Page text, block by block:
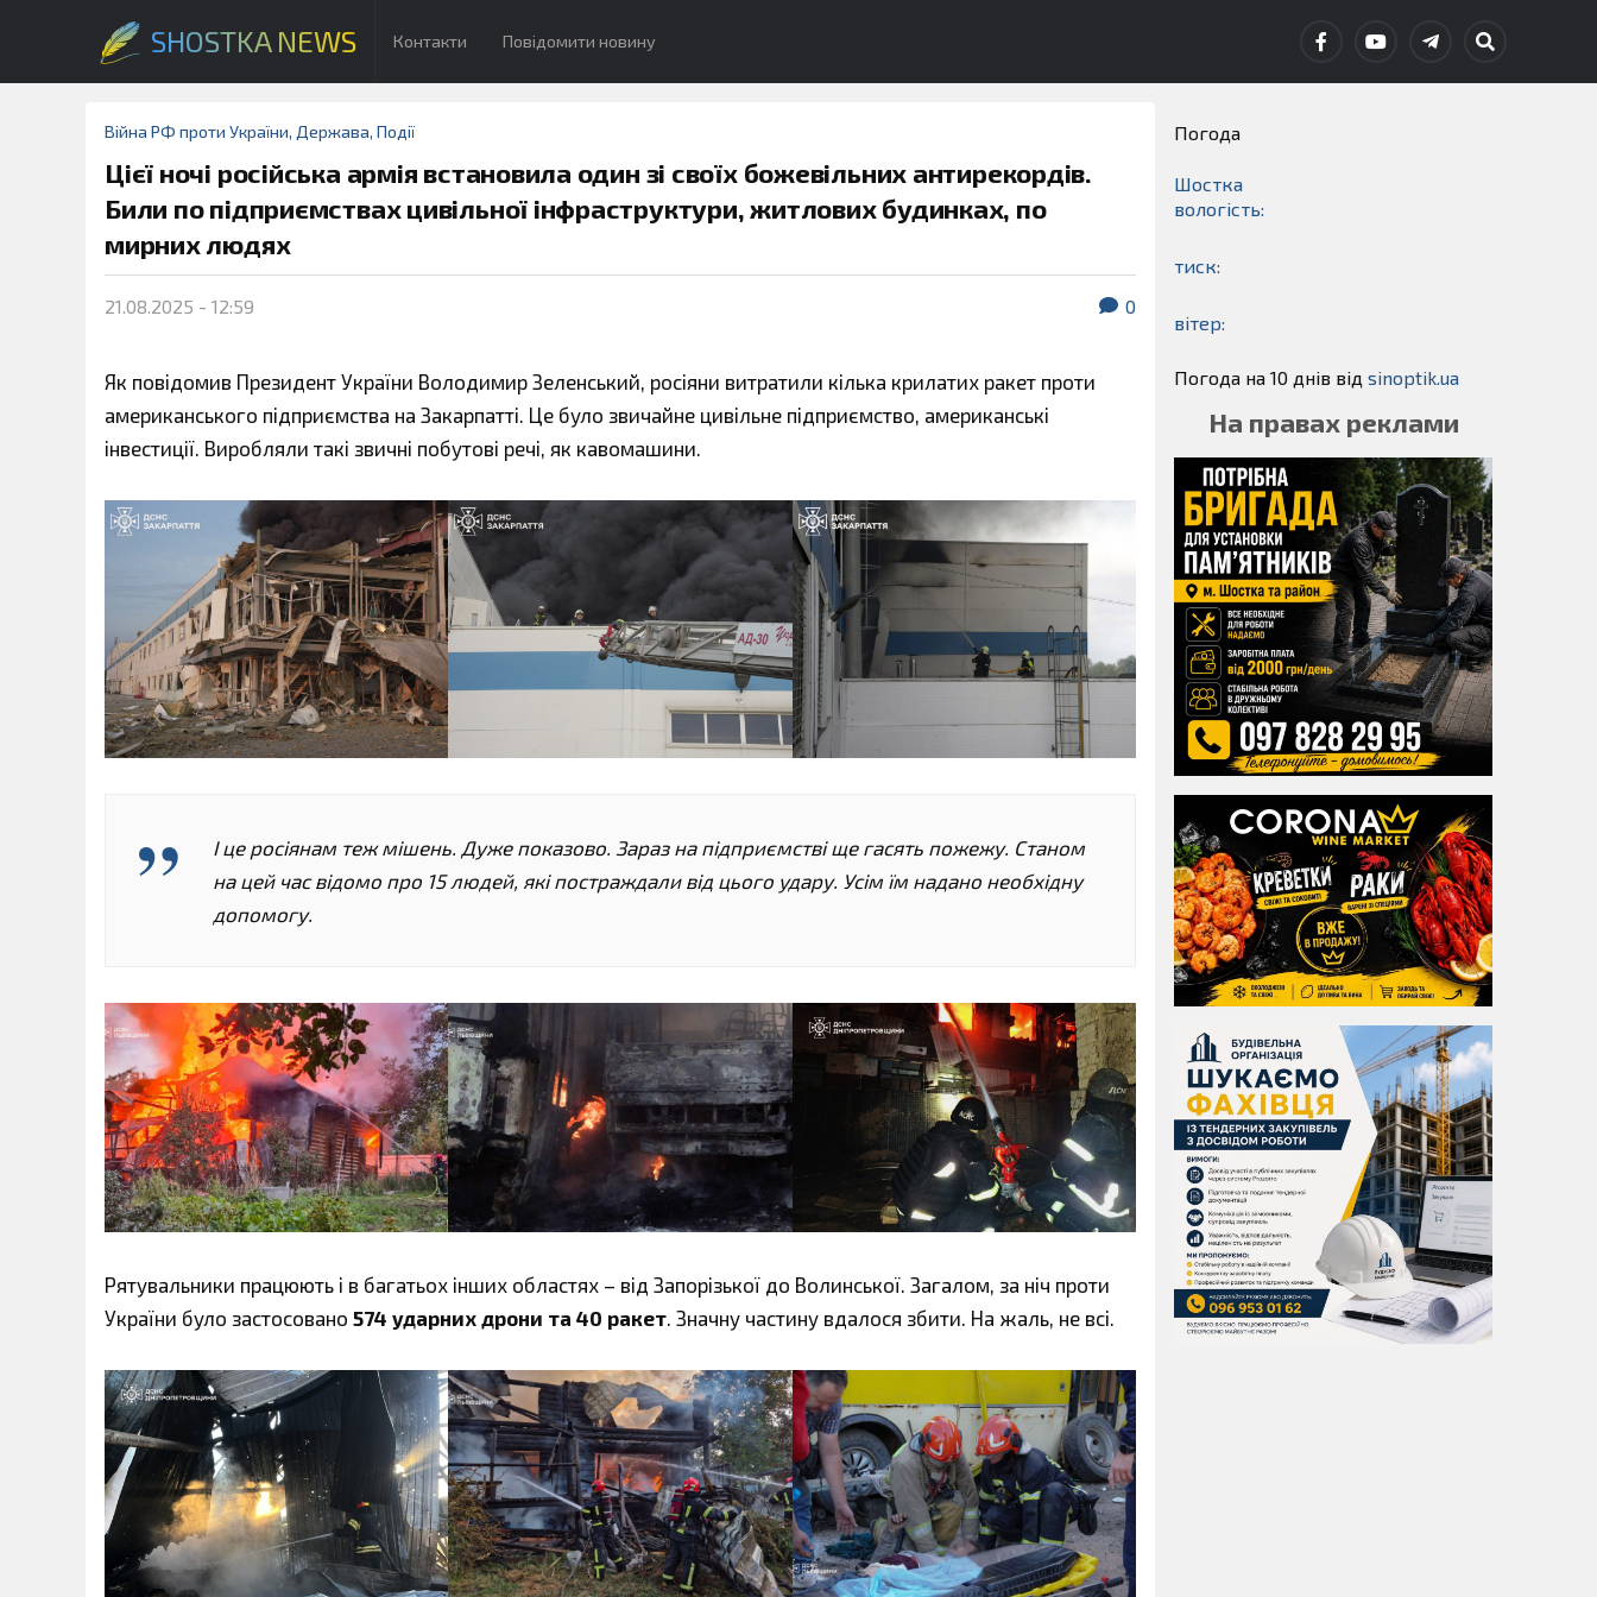
SHOSTKA NEWS Контакти Повідомити новину
Війна РФ проти України, Держава, Події
Цієї ночі російська армія встановила один зі своїх божевільних антирекордів.
Били по підприємствах цивільної інфраструктури, житлових будинках, по
мирних людях
21.08.2025 - 12:59 0
Як повідомив Президент України Володимир Зеленський, росіяни витратили кілька крилатих ракет проти
американського підприємства на Закарпатті. Це було звичайне цивільне підприємство, американські
інвестиції. Виробляли такі звичні побутові речі, як кавомашини.
І це росіянам теж мішень. Дуже показово. Зараз на підприємстві ще гасять пожежу. Станом
на цей час відомо про 15 людей, які постраждали від цього удару. Усім їм надано необхідну
допомогу.
Рятувальники працюють і в багатьох інших областях – від Запорізької до Волинської. Загалом, за ніч проти
України було застосовано 574 ударних дрони та 40 ракет . Значну частину вдалося збити. На жаль, не всі.
Погода
Шостка
вологість:
тиск:
вітер:
Погода на 10 днів від sinoptik.ua
На правах реклами